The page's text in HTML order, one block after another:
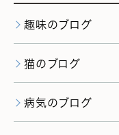
趣味のブログ
猫のブログ
病気のブログ